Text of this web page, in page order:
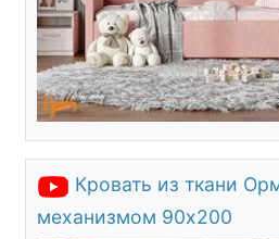
Кровать из ткани
механизмом 90х200